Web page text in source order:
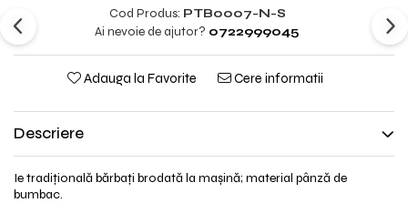
Cod Produs: PTB0007-N-S
Ai nevoie de ajutor? 0722999045
Adauga la Favorite Cere informatii
Descriere
Ie tradiţională bărbați brodată la maşină; material pânză de
bumbac.